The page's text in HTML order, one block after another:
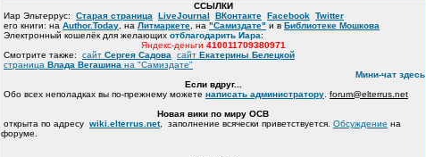
ССЫЛКИ
Иар Эльтеррус: Старая страница LiveJournal ВКонтакте Facebook Twitter
его книги: на Author.Today , на Литмаркете , на "Самиздате" и в Библиотеке Мошкова
Электронный кошелёк для желающих отблагодарить Иара:
Яндекс-деньги 410011709380971
Смотрите также: сайт Сергея Садова сайт Екатерины Белецкой
страница Влада Вегашина на "Самиздате"
Мини-чат здесь
Если вдруг...
Обо всех неполадках вы по-прежнему можете написать администратору forum@elterrus.net
Новая вики по миру ОСВ
открыта по адресу wiki.elterrus.net, заполнение всячески приветствуется. Обсуждение на
форуме.